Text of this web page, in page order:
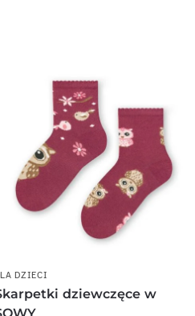
DZIECI
dziewczęce w